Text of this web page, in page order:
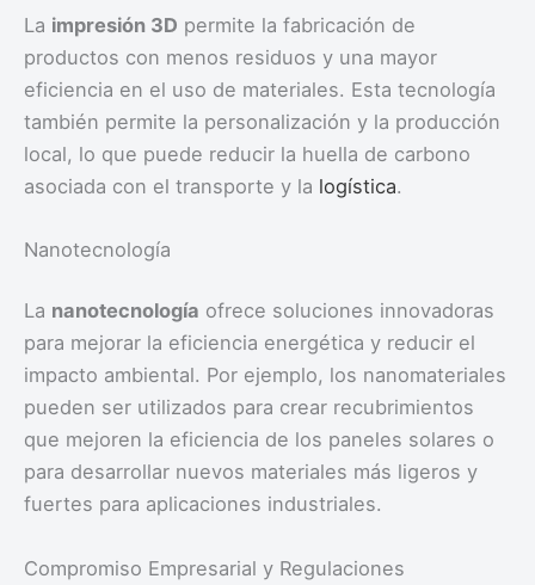
La impresión 3D permite la fabricación de
productos con menos residuos y una mayor
eficiencia en el uso de materiales. Esta tecnología
también permite la personalización y la producción
local, lo que puede reducir la huella de carbono
asociada con el transporte y la logística.
Nanotecnología
La nanotecnología ofrece soluciones innovadoras
para mejorar la eficiencia energética y reducir el
impacto ambiental. Por ejemplo, los nanomateriales
pueden ser utilizados para crear recubrimientos
que mejoren la eficiencia de los paneles solares o
para desarrollar nuevos materiales más ligeros y
fuertes para aplicaciones industriales.
Compromiso Empresarial y Regulaciones